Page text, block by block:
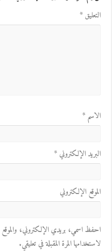
التعليق*
الاسم*
البريد الإلكتروني*
الموقع الإلكتروني
احفظ اسمي، بريدي الإلكتروني،
لاستخدامها المرة المقبلة في تعليقي.